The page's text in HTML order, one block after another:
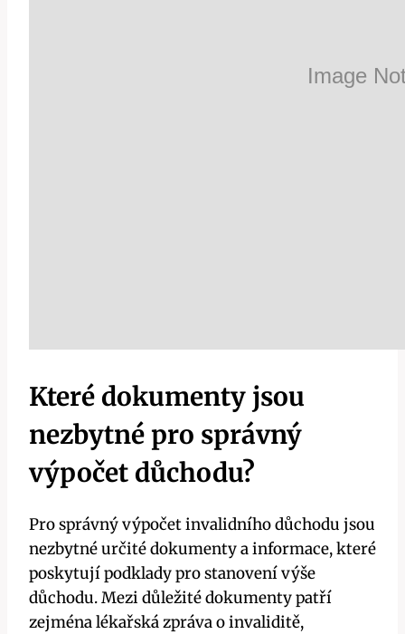
Které dokumenty jsou
nezbytné pro správný
výpočet důchodu?
Pro správný výpočet invalidního důchodu jsou
nezbytné určité dokumenty a informace, které
poskytují podklady pro stanovení výše
důchodu. Mezi důležité dokumenty patří
zejména lékařská zpráva o invaliditě,